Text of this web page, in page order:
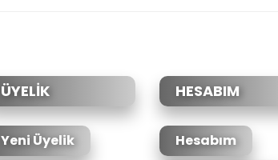
ÜYELİK
Yeni Üyelik
HESABIM
Hesabım